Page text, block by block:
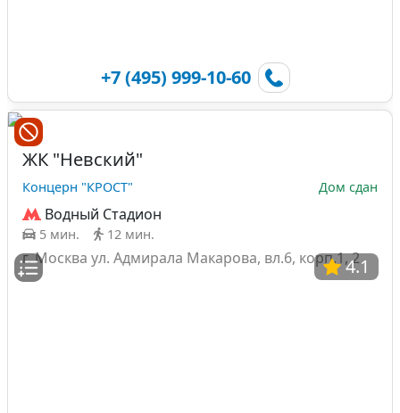
+7 (495) 999-10-60
4.1
ЖК "Невский"
Концерн "КРОСТ" Дом сдан
Водный Стадион
5 мин. 12 мин.
г. Москва ул. Адмирала Макарова, вл.6, корп.1, 2